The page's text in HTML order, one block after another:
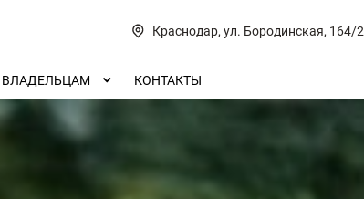
Краснодар, ул. Бородинская, 164/2
ВЛАДЕЛЬЦАМ КОНТАКТЫ